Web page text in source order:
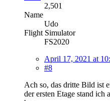
2,501
Name
Udo
Flight Simulator
FS2020
April 17, 2021 at
#8
Ach so, das dritte Bild ist
der ersten Etage stand ich